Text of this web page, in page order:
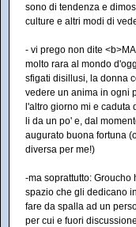
sono di tendenza e
culture e altri modi di
- vi prego non dite
molto rara al mondo
sfigati disillusi, la donna
vedere un anima in ogni
l'altro giorno mi e caduta
li da un po' e, dal
augurato buona fortuna
diversa per me!)
-ma soprattutto:
spazio che gli dedicano
fare da spalla ad un
per cui e fuori